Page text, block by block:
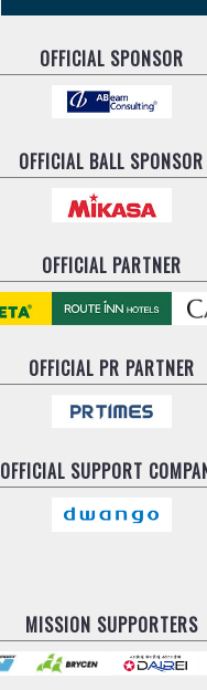
OFFICIAL SPONSOR
OFFICIAL BALL SPONSOR
OFFICIAL PARTNER
OFFICIALPR PARTNER
OFFICIAL SUPPORT
MISSION SUPPORTERS